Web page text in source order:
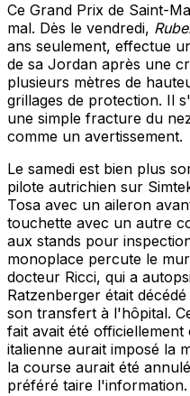
Ce Grand Prix de Saint-
mal. Dès le vendredi,
ans seulement, effectue
de sa Jordan après une
plusieurs mètres de
grillages de protection. Il
une simple fracture du
comme un avertissement.
Le samedi est bien plus
pilote autrichien sur
Tosa avec un aileron
touchette avec un autre
aux stands pour
monoplace percute le
docteur Ricci, qui a
Ratzenberger était
son transfert à l'hôpital.
fait avait été
italienne aurait imposé la
la course aurait été
préféré taire l'information.